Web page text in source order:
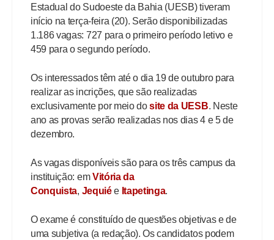
Estadual do Sudoeste da Bahia (UESB) tiveram
início na terça-feira (20). Serão disponibilizadas
1.186 vagas: 727 para o primeiro período letivo e
459 para o segundo período.
Os interessados têm até o dia 19 de outubro para
realizar as incrições, que são realizadas
exclusivamente por meio dosite da UESB. Neste
ano as provas serão realizadas nos dias 4 e 5 de
dezembro.
As vagas disponíveis são para os três campus da
instituição: emVitória da
Conquista, Jequiée Itapetinga.
O exame é constituído de questões objetivas e de
uma subjetiva (a redação). Os candidatos podem